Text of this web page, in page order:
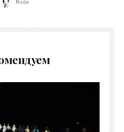
Moda